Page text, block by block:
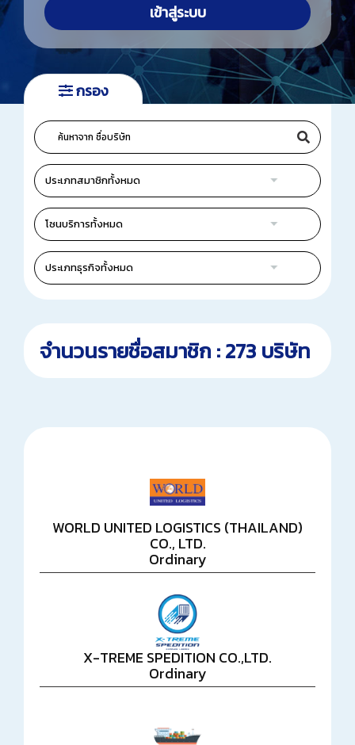
ลิงค์เว็บไซต์ เข้าสู่ระบบ
กรอง
จำนวนรายชื่อสมาชิก : 273 บริษัท
WORLD UNITED LOGISTICS (THAILAND)
CO., LTD.
Ordinary
X-TREME SPEDITION CO.,LTD.
Ordinary